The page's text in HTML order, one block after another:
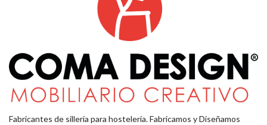
Fabricantes de sillería para hostelería. Fabricamos y Diseñamos